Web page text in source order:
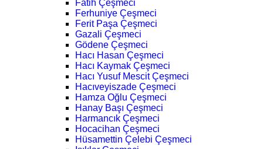
Fatih Çeşmeci
Ferhuniye Çeşmeci
Ferit Paşa Çeşmeci
Gazali Çeşmeci
Gödene Çeşmeci
Hacı Hasan Çeşmeci
Hacı Kaymak Çeşmeci
Hacı Yusuf Mescit Çeşmeci
Hacıveyiszade Çeşmeci
Hamza Oğlu Çeşmeci
Hanay Başı Çeşmeci
Harmancık Çeşmeci
Hocacihan Çeşmeci
Hüsamettin Çelebi Çeşmeci